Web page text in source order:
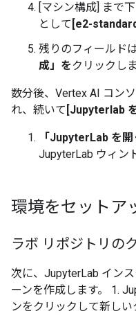
[マシン構成] まで
として [e2-
残りのフィールド
成」をクリックしま
数分後、Vertex AI コン
れ、続いて [Jupyterlab
「JupyterLab を開
JupyterLab ウィン
環境をセットア
ラボ リポジトリの
次に、JupyterLab イン
ーンを作成します。 1.
ンをクリックして新しい